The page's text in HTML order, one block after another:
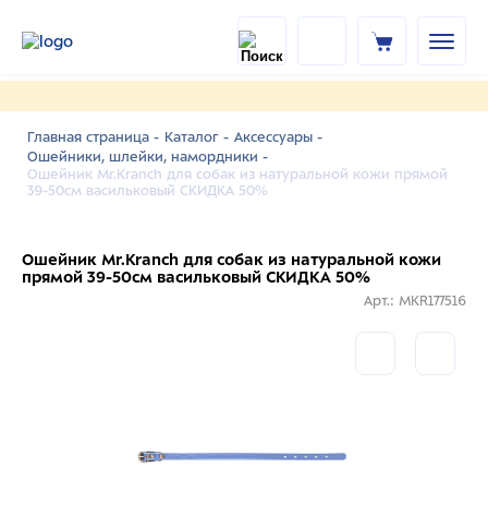
Главная страница - Каталог - Аксессуары -
Ошейники, шлейки, намордники -
Ошейник Mr.Kranch для собак из натуральной кожи прямой
39-50см васильковый СКИДКА 50%
Ошейник Mr.Kranch для собак из натуральной кожи
прямой 39-50см васильковый СКИДКА 50%
Арт.: MKR177516